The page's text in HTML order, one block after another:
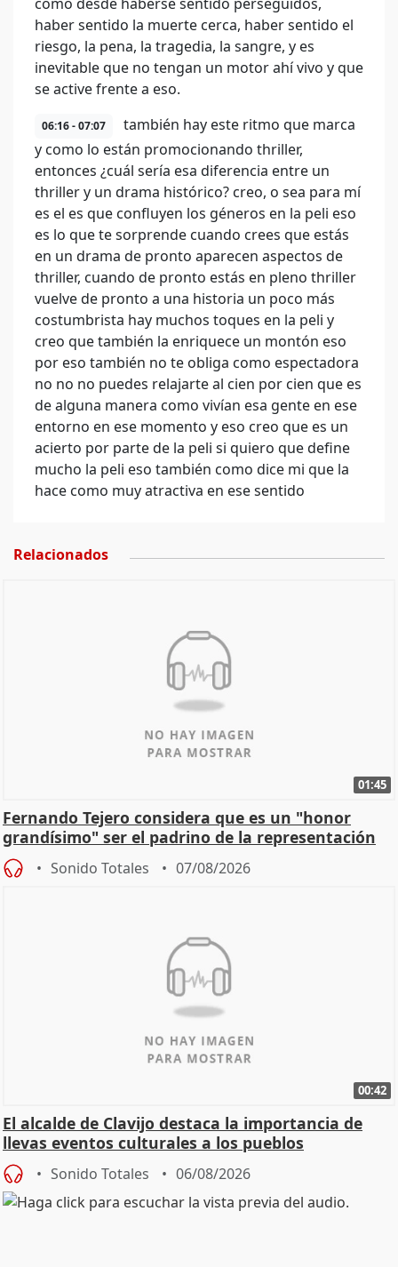
haber sentido la muerte cerca, haber sentido el
riesgo, la pena, la tragedia, la sangre, y es
inevitable que no tengan un motor ahí vivo y que
se active frente a eso.
06:16 - 07:07
también hay este ritmo que marca
y como lo están promocionando thriller,
entonces ¿cuál sería esa diferencia entre un
thriller y un drama histórico? creo, o sea para mí
es el es que confluyen los géneros en la peli eso
es lo que te sorprende cuando crees que estás
en un drama de pronto aparecen aspectos de
thriller, cuando de pronto estás en pleno thriller
vuelve de pronto a una historia un poco más
costumbrista hay muchos toques en la peli y
creo que también la enriquece un montón eso
por eso también no te obliga como espectadora
no no no puedes relajarte al cien por cien que es
de alguna manera como vivían esa gente en ese
entorno en ese momento y eso creo que es un
acierto por parte de la peli si quiero que define
mucho la peli eso también como dice mi que la
hace como muy atractiva en ese sentido
Relacionados
01:45
Fernando Tejero considera que es un "honor
grandísimo" ser el padrino de la representación
Sonido Totales 07/08/2026
00:42
El alcalde de Clavijo destaca la importancia de
llevas eventos culturales a los pueblos
Sonido Totales 06/08/2026